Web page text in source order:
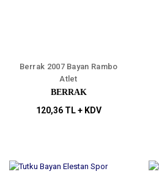
Berrak 2007 Bayan Rambo
Atlet
BERRAK
120,36 TL + KDV